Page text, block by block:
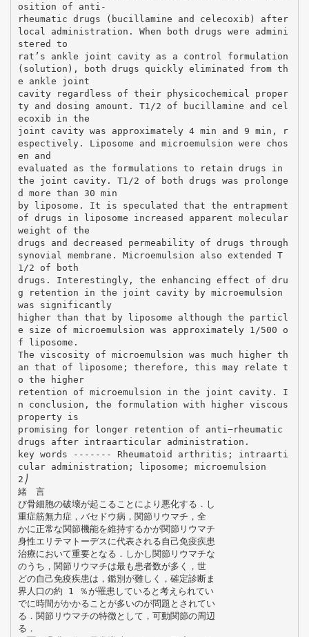
osition of anti-
rheumatic drugs (bucillamine and celecoxib) after
local administration. When both drugs were admini
stered to
rat’s ankle joint cavity as a control formulation
(solution), both drugs quickly eliminated from th
e ankle joint
cavity regardless of their physicochemical proper
ty and dosing amount. T1/2 of bucillamine and cel
ecoxib in the
joint cavity was approximately 4 min and 9 min, r
espectively. Liposome and microemulsion were chos
en and
evaluated as the formulations to retain drugs in
the joint cavity. T1/2 of both drugs was prolonge
d more than 30 min
by liposome. It is speculated that the entrapment
of drugs in liposome increased apparent molecular
weight of the
drugs and decreased permeability of drugs through
synovial membrane. Microemulsion also extended T
1/2 of both
drugs. Interestingly, the enhancing effect of dru
g retention in the joint cavity by microemulsion
was significantly
higher than that by liposome although the particl
e size of microemulsion was approximately 1/500 o
f liposome.
The viscosity of microemulsion was much higher th
an that of liposome; therefore, this may relate t
o the higher
retention of microemulsion in the joint cavity. I
n conclusion, the formulation with higher viscous
property is
promising for longer retention of anti−rheumatic
drugs after intraarticular administration.
key words ------- Rheumatoid arthritis; intraarti
cular administration; liposome; microemulsion
2⎠
緒 言
び骨細胞の破壊が起こることにより悪化する．し
重症筋無力症，バセドウ病，関節リウマチ，全
かに正常な関節機能を維持するかが関節リウマチ
身性エリテマトーデスに代表される自己免疫疾患
治療において重要となる．しかし関節リウマチな
のうち，関節リウマチは最も患者数が多く，世
どの自己免疫疾患は，鑑別が難しく，確定診断ま
界人口の約 1 ％が罹患していると考えられてい
でに時間がかかることが多いのが問題とされてい
る．関節リウマチの特徴として，可動関節の周辺
る．